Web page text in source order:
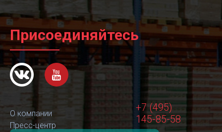
Присоединяйтесь
О компании
Пресс-центр
+7 (495)
145-85-58